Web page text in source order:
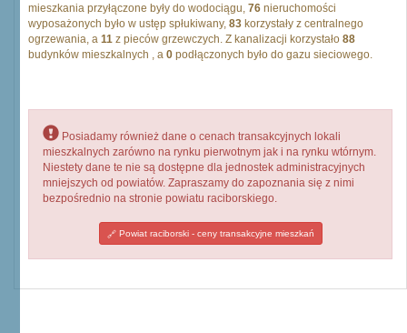
mieszkania przyłączone były do wodociągu, 76 nieruchomości
wyposażonych było w ustęp spłukiwany, 83 korzystały z centralnego
ogrzewania, a 11 z pieców grzewczych. Z kanalizacji korzystało 88
budynków mieszkalnych , a 0 podłączonych było do gazu sieciowego.
Posiadamy również dane o cenach transakcyjnych lokali
mieszkalnych zarówno na rynku pierwotnym jak i na rynku wtórnym.
Niestety dane te nie są dostępne dla jednostek administracyjnych
mniejszych od powiatów. Zapraszamy do zapoznania się z nimi
bezpośrednio na stronie powiatu raciborskiego.
Powiat raciborski - ceny transakcyjne mieszkań